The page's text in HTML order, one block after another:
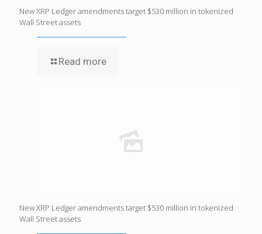
New XRP Ledger amendments target $530 million in tokenized
Wall Street assets
Read more
New XRP Ledger amendments target $530 million in tokenized
Wall Street assets